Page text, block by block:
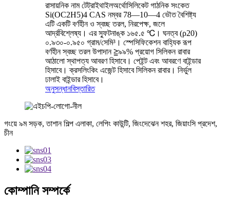
রাসায়নিক নাম টেট্রাইথাইলঅর্থোসিলিকেট গাঠনিক সংকেত
Si(OC2H5)4 CAS নম্বর 78—10—4 ভৌত বৈশিষ্ট্য
এটি একটি বর্ণহীন ও স্বচ্ছ তরল, নিরপেক্ষ, জলে
আর্দ্রবিশ্লেষ্য। এর স্ফুটনাঙ্ক ১৬৫.৫ ℃। ঘনত্ব (ρ20)
০.৯৩০-০.৯৫০ গ্রাম/সেমি³। স্পেসিফিকেশন বাহ্যিক রূপ
বর্ণহীন স্বচ্ছ তরল উপাদান ≧৯৯% প্রয়োগ সিলিকন রাবার
আঠালো স্থাপত্য আবরণ হিসাবে। পেইন্ট এবং আবরণে বাইন্ডার
হিসাবে। ক্রসলিংকিং এজেন্ট হিসাবে সিলিকন রাবার। নির্ভুল
ঢালাই বাইন্ডার হিসাবে।
অনুসন্ধানবিস্তারিত
গংয়ে ৯ম সড়ক, তাশান শিল্প এলাকা, লেপিং কাউন্টি, জিংদেঝেন শহর, জিয়াংসি প্রদেশ,
চীন
কোম্পানি সম্পর্কে